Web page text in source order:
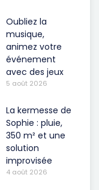
Oubliez la
musique,
animez votre
événement
avec des jeux
5 août 2026
La kermesse de
Sophie : pluie,
350 m² et une
solution
improvisée
4 août 2026